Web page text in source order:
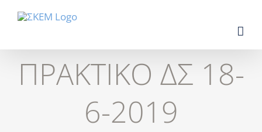
Skip
content
ΠΡΑΚΤΙΚΟ ΔΣ 18-
6-2019